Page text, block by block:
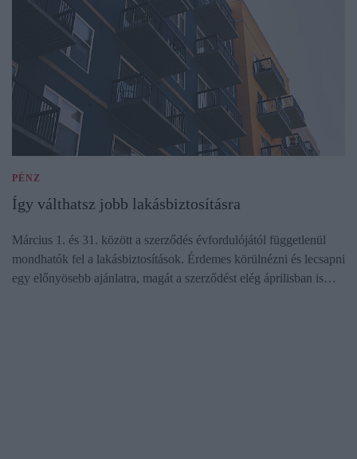
PÉNZ
Így válthatsz jobb lakásbiztosításra
Március 1. és 31. között a szerződés évfordulójától függetlenül
mondhatók fel a lakásbiztosítások. Érdemes körülnézni és lecsapni
egy előnyösebb ajánlatra, magát a szerződést elég áprilisban is…